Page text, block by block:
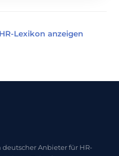
Lexikon anzeigen
deutscher Anbieter für HR-